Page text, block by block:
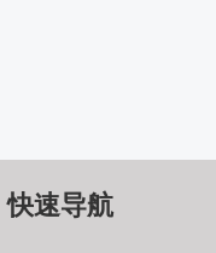
快速导航